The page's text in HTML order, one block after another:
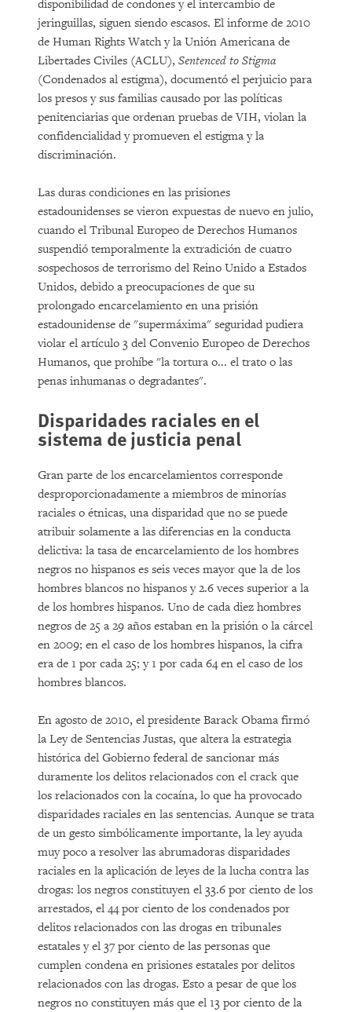
disponibilidad de condones y el intercambio de
jeringuillas, siguen siendo escasos. El informe de 2010
de Human Rights Watch y la Unión Americana de
Libertades Civiles (ACLU), Sentenced to Stigma
(Condenados al estigma), documentó el perjuicio para
los presos y sus familias causado por las políticas
penitenciarias que ordenan pruebas de VIH, violan la
confidencialidad y promueven el estigma y la
discriminación.
Las duras condiciones en las prisiones
estadounidenses se vieron expuestas de nuevo en julio,
cuando el Tribunal Europeo de Derechos Humanos
suspendió temporalmente la extradición de cuatro
sospechosos de terrorismo del Reino Unido a Estados
Unidos, debido a preocupaciones de que su
prolongado encarcelamiento en una prisión
estadounidense de "supermáxima" seguridad pudiera
violar el artículo 3 del Convenio Europeo de Derechos
Humanos, que prohíbe "la tortura o... el trato o las
penas inhumanas o degradantes".
Disparidades raciales en el
sistema de justicia penal
Gran parte de los encarcelamientos corresponde
desproporcionadamente a miembros de minorías
raciales o étnicas, una disparidad que no se puede
atribuir solamente a las diferencias en la conducta
delictiva: la tasa de encarcelamiento de los hombres
negros no hispanos es seis veces mayor que la de los
hombres blancos no hispanos y 2.6 veces superior a la
de los hombres hispanos. Uno de cada diez hombres
negros de 25 a 29 años estaban en la prisión o la cárcel
en 2009; en el caso de los hombres hispanos, la cifra
era de 1 por cada 25; y 1 por cada 64 en el caso de los
hombres blancos.
En agosto de 2010, el presidente Barack Obama firmó
la Ley de Sentencias Justas, que altera la estrategia
histórica del Gobierno federal de sancionar más
duramente los delitos relacionados con el crack que
los relacionados con la cocaína, lo que ha provocado
disparidades raciales en las sentencias. Aunque se trata
de un gesto simbólicamente importante, la ley ayuda
muy poco a resolver las abrumadoras disparidades
raciales en la aplicación de leyes de la lucha contra las
drogas: los negros constituyen el 33.6 por ciento de los
arrestados, el 44 por ciento de los condenados por
delitos relacionados con las drogas en tribunales
estatales y el 37 por ciento de las personas que
cumplen condena en prisiones estatales por delitos
relacionados con las drogas. Esto a pesar de que los
negros no constituyen más que el 13 por ciento de la